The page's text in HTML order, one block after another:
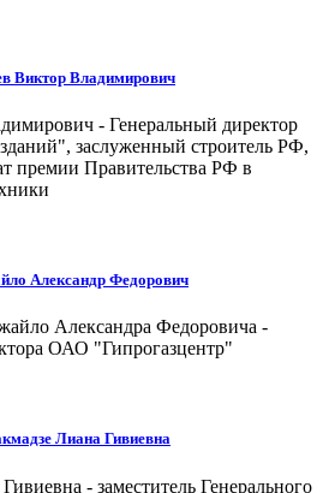
Виктор Владимирович
- Генеральный директор
заслуженный строитель РФ,
премии Правительства РФ в
Александр Федорович
Александра Федоровича -
ОАО "Гипрогазцентр"
Лиана Гивиевна
- заместитель Генерального